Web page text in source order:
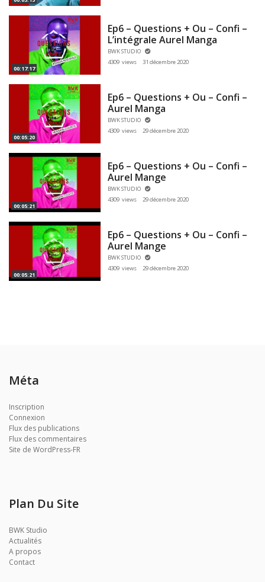
00:17:17
Ep6 – Questions + Ou – Confi –
L’intégrale Aurel Manga
BWK STUDIO
4309 views
31 décembre 2020
00:05:20
Ep6 – Questions + Ou – Confi –
Aurel Manga
BWK STUDIO
4309 views
29 décembre 2020
00:05:21
Ep6 – Questions + Ou – Confi –
Aurel Mange
BWK STUDIO
4309 views
29 décembre 2020
00:05:21
Ep6 – Questions + Ou – Confi –
Aurel Mange
BWK STUDIO
4309 views
29 décembre 2020
Méta
Inscription
Connexion
Flux des publications
Flux des commentaires
Site de WordPress-FR
Plan Du Site
BWK Studio
Actualités
A propos
Contact